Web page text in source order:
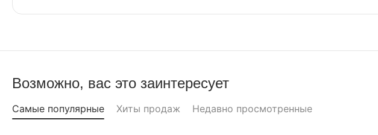
Возможно, вас это заинтересует
Самые популярные Хиты продаж Недавно просмотренные